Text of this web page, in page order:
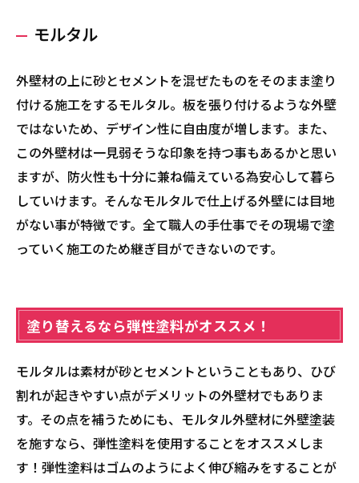
モルタル
外壁材の上に砂とセメントを混ぜたものをそのまま塗り
付ける施工をするモルタル。板を張り付けるような外壁
ではないため、デザイン性に自由度が増します。また、
この外壁材は一見弱そうな印象を持つ事もあるかと思い
ますが、防火性も十分に兼ね備えている為安心して暮ら
していけます。そんなモルタルで仕上げる外壁には目地
がない事が特徴です。全て職人の手仕事でその現場で塗
っていく施工のため継ぎ目ができないのです。
塗り替えるなら弾性塗料がオススメ！
モルタルは素材が砂とセメントということもあり、ひび
割れが起きやすい点がデメリットの外壁材でもありま
す。その点を補うためにも、モルタル外壁材に外壁塗装
を施すなら、弾性塗料を使用することをオススメしま
す！弾性塗料はゴムのようによく伸び縮みをすることが